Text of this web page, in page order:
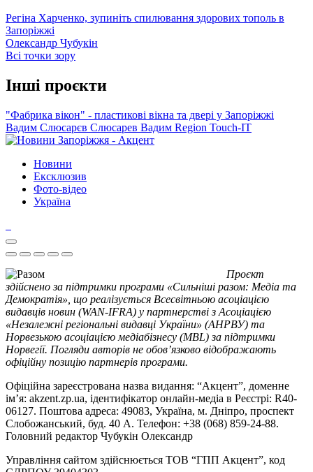
Регіна Харченко, зупиніть спилювання здорових тополь в
Запоріжжі
Олександр Чубукін
Всі точки зору
Інші проєкти
"Фабрика вікон" - пластикові вікна та двері у Запоріжжі
Вадим Слюсарєв Слюсарев Вадим Region Touch-IT
Новини
Ексклюзив
Фото-відео
Україна
Проєкт
здійснено за підтримки програми «Сильніші разом: Медіа та
Демократія», що реалізується Всесвітньою асоціацією
видавців новин (WAN-IFRA) у партнерстві з Асоціацією
«Незалежні регіональні видавці України» (АНРВУ) та
Норвезькою асоціацією медіабізнесу (MBL) за підтримки
Норвегії. Погляди авторів не обов’язково відображають
офіційну позицію партнерів програми.
Офіційна зареєстрована назва видання: “Акцент”, доменне
ім’я: akzent.zp.ua, ідентифікатор онлайн-медіа в Реєстрі: R40-
06127. Поштова адреса: 49083, Україна, м. Дніпро, проспект
Слобожанський, буд. 40 А. Телефон: +38 (068) 859-24-88.
Головний редактор Чубукін Олександр
Управління сайтом здійснюється ТОВ “ГПП Акцент”, код